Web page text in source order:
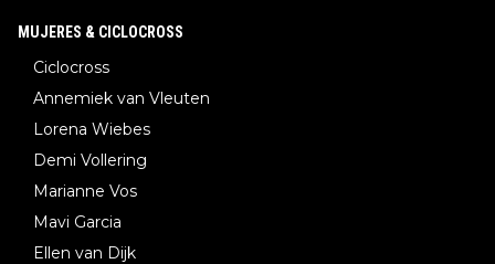
MUJERES & CICLOCROSS
Ciclocross
Annemiek van Vleuten
Lorena Wiebes
Demi Vollering
Marianne Vos
Mavi Garcia
Ellen van Dijk